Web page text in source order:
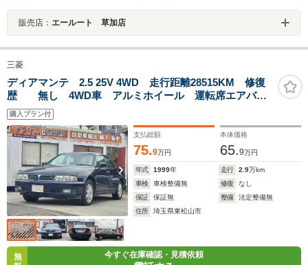
販売店： エールート 草加店
三菱
ディアマンテ 2.5 25V 4WD 走行距離28515KM 修復
歴 無し 4WD車 アルミホイール 運転席エアバッ
グ 助手席エアバッグ フロントフォグランプ
購入プラン付
支払総額
75.9万円
本体価格
65.9万円
年式 1999年 走行 2.9万km
車検
車検整備無 修復
なし
保証
保証無 整備
法定整備無
住所
埼玉県東松山市
無
今すぐ在庫確認・見積依頼